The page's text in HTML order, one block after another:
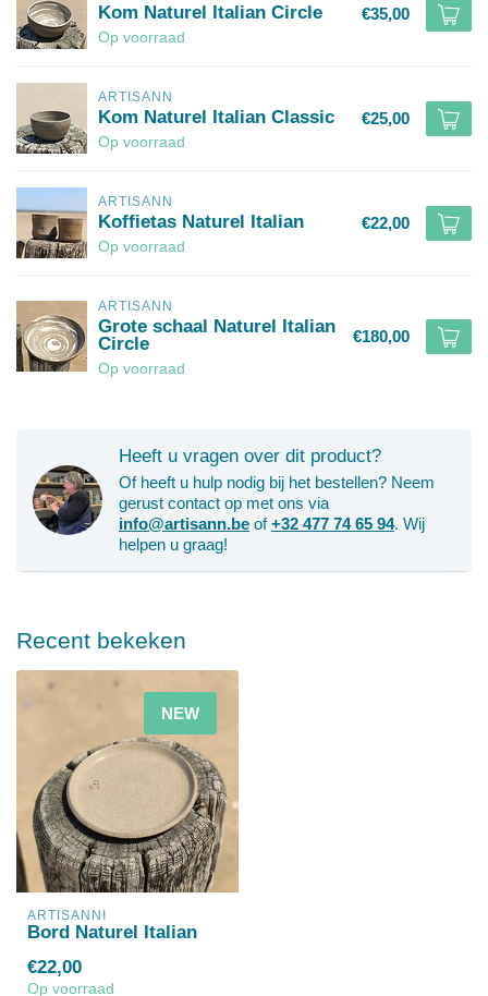
Kom Naturel Italian Circle
Op voorraad
€35,00
ARTISANN
Kom Naturel Italian Classic
Op voorraad
€25,00
ARTISANN
Koffietas Naturel Italian
Op voorraad
€22,00
ARTISANN
Grote schaal Naturel Italian
Circle
Op voorraad
€180,00
Heeft u vragen over dit product?
Of heeft u hulp nodig bij het bestellen? Neem
gerust contact op met ons via
info@artisann.be of+32 477 74 65 94. Wij
helpen u graag!
Recent bekeken
NEW
ARTISANNI
Bord Naturel Italian
€22,00
Op voorraad